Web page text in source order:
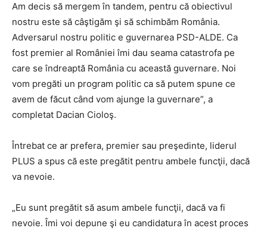
Am decis să mergem în tandem, pentru că obiectivul
nostru este să câştigăm şi să schimbăm România.
Adversarul nostru politic e guvernarea PSD-ALDE. Ca
fost premier al României îmi dau seama catastrofa pe
care se îndreaptă România cu această guvernare. Noi
vom pregăti un program politic ca să putem spune ce
avem de făcut când vom ajunge la guvernare”, a
completat Dacian Cioloş.
Întrebat ce ar prefera, premier sau preşedinte, liderul
PLUS a spus că este pregătit pentru ambele funcţii, dacă
va nevoie.
„Eu sunt pregătit să asum ambele funcţii, dacă va fi
nevoie. Îmi voi depune şi eu candidatura în acest proces